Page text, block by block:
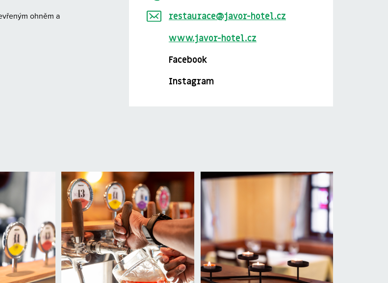
ohněm a
restaurace@javor-hotel.cz
www.javor-hotel.cz
Facebook
Instagram